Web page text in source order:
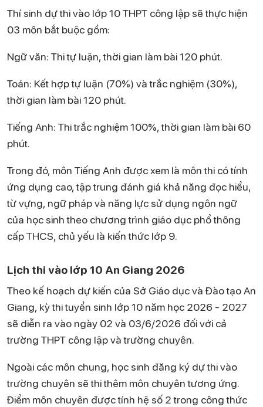
Thí sinh dự thi vào lớp 10 THPT công lập sẽ thực hiện
03 môn bắt buộc gồm:
Ngữ văn: Thi tự luận, thời gian làm bài 120 phút.
Toán: Kết hợp tự luận (70%) và trắc nghiệm (30%),
thời gian làm bài 120 phút.
Tiếng Anh: Thi trắc nghiệm 100%, thời gian làm bài 60
phút.
Trong đó, môn Tiếng Anh được xem là môn thi có tính
ứng dụng cao, tập trung đánh giá khả năng đọc hiểu,
từ vựng, ngữ pháp và năng lực sử dụng ngôn ngữ
của học sinh theo chương trình giáo dục phổ thông
cấp THCS, chủ yếu là kiến thức lớp 9.
Lịch thi vào lớp 10 An Giang 2026
Theo kế hoạch dự kiến của Sở Giáo dục và Đào tạo An
Giang, kỳ thi tuyển sinh lớp 10 năm học 2026 - 2027
sẽ diễn ra vào ngày 02 và 03/6/2026 đối với cả
trường THPT công lập và trường chuyên.
Ngoài các môn chung, học sinh đăng ký dự thi vào
trường chuyên sẽ thi thêm môn chuyên tương ứng.
Điểm môn chuyên được tính hệ số 2 trong công thức